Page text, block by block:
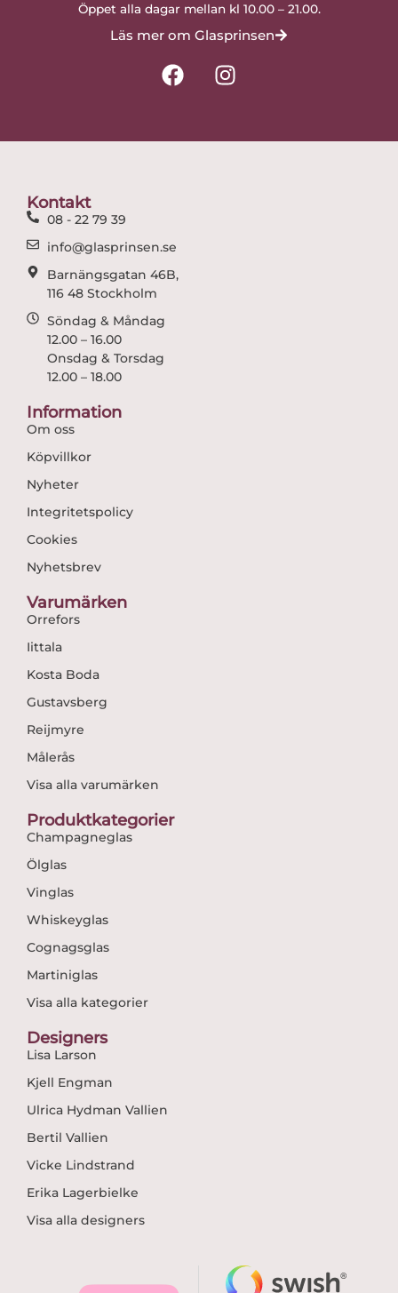
Öppet alla dagar mellan kl 10.00 – 21.00.
Läs mer om Glasprinsen
F
a
I
n
Kontakt
08 - 22 79 39
info@glasprinsen.se
Barnängsgatan 46B,
116 48 Stockholm
Söndag & Måndag
12.00 – 16.00
Onsdag & Torsdag
12.00 – 18.00
Information
Om oss
Köpvillkor
Nyheter
Integritetspolicy
Cookies
Nyhetsbrev
Varumärken
Orrefors
Iittala
Kosta Boda
Gustavsberg
Reijmyre
Målerås
Visa alla varumärken
Produktkategorier
Champagneglas
Ölglas
Vinglas
Whiskeyglas
Cognagsglas
Martiniglas
Visa alla kategorier
Designers
Lisa Larson
Kjell Engman
Ulrica Hydman Vallien
Bertil Vallien
Vicke Lindstrand
Erika Lagerbielke
Visa alla designers